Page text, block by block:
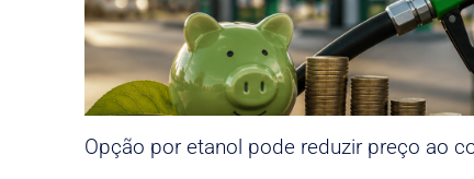
Opção por etanol pode reduzir preço ao